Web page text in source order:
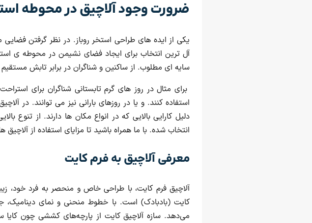
ضرورت وجود آلاچیق در محوطه
یکی از ایده های طراحی استخر روباز. در نظر گرفتن
آل ترین انتخاب برای ایجاد فضای نشیمن در محوطه ی
سایه ای مطلوب. از ساکنین و شناگران در برابر تابش
برای مثال در روز های گرم تابستانی شناگران برای
استفاده کنند. و یا در روزهای بارانی نیز می توانند. در
دلیل کارایی بالایی که در انواع مکان ها دارند. از تنوع
انتخاب شده. با ما همراه باشید تا مزایای استفاده از آلاچیق
معرفی آلاچیق به فرم کایت
آلاچیق فرم کایت، با طراحی خاص و منحصر به فرد خود،
کایت (بادبادک) است. با خطوط منحنی و نمای دینامیک،
می‌دهد. سازه آلاچیق کایت از پارچه‌های کششی چون